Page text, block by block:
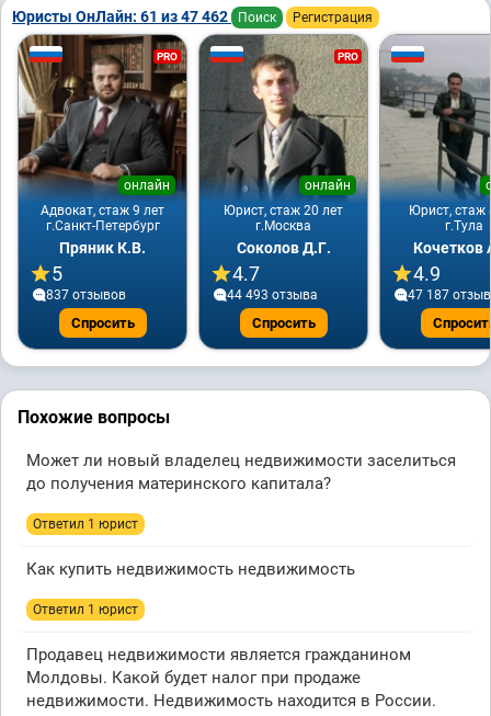
Юристы ОнЛайн: 61 из 47 462 Поиск Регистрация
PRO
Адвокат, стаж 9 лет
онлайн
г.Санкт-Петербург
Пряник К.В.
5
837 отзывов
Спросить
PRO
Юрист, стаж 20 лет
онлайн
г.Москва
Соколов Д.Г.
4.7
44 493 отзывa
Спросить
Юрист, стаж
г.Тула
Кочетков
4.9
47 187
Похожие вопросы
Может ли новый владелец недвижимости заселиться
до получения материнского капитала?
Ответил 1 юрист
Как купить недвижимость недвижимость
Ответил 1 юрист
Продавец недвижимости является гражданином
Молдовы. Какой будет налог при продаже
недвижимости. Недвижимость находится в России.